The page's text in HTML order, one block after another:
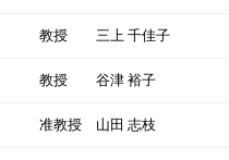
教授 三上 千佳子
教授 谷津 裕子
准教授 山田 志枝